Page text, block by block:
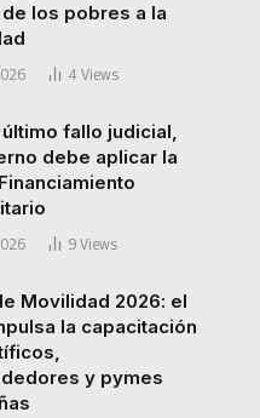
los pobres a la
4 Views
último fallo judicial,
debe aplicar la
9 Views
Movilidad 2026: el
la capacitación
y pymes